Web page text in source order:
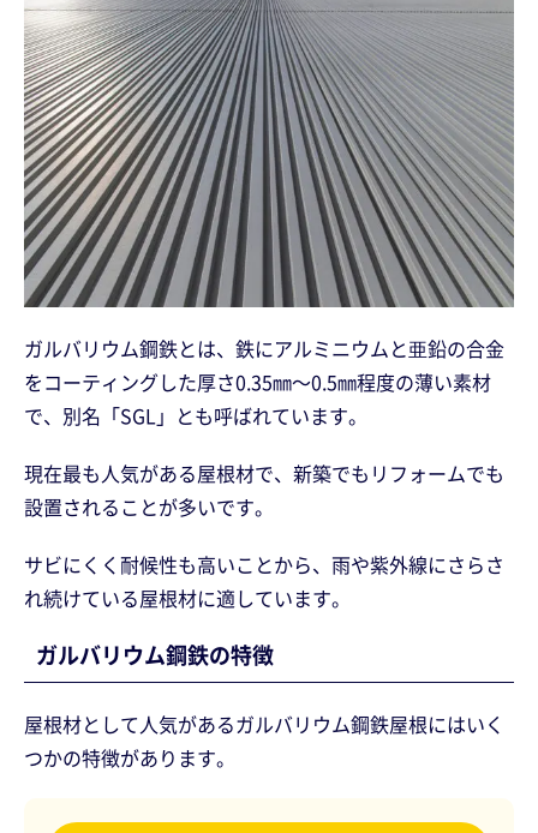
ガルバリウム鋼鉄とは、鉄にアルミニウムと亜鉛の合金
をコーティングした厚さ0.35㎜～0.5㎜程度の薄い素材
で、別名「SGL」とも呼ばれています。
現在最も人気がある屋根材で、新築でもリフォームでも
設置されることが多いです。
サビにくく耐候性も高いことから、雨や紫外線にさらさ
れ続けている屋根材に適しています。
ガルバリウム鋼鉄の特徴
屋根材として人気があるガルバリウム鋼鉄屋根にはいく
つかの特徴があります。